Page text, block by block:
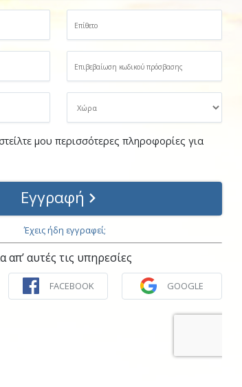
μου περισσότερες πληροφορίες για
Εγγραφή
Έχεις ήδη εγγραφεί;
αυτές τις υπηρεσίες
FACEBOOK GOOGLE